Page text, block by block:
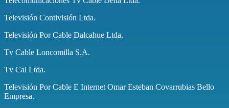
Televisión Contivisión Ltda.
Televisión Por Cable Dalcahue Ltda.
Tv Cable Loncomilla S.A.
Tv Cal Ltda.
Televisión Por Cable E Internet Omar Esteban Covarrubias Bello
Empresa.